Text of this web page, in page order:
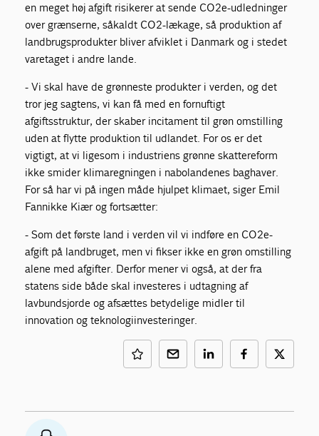
en meget høj afgift risikerer at sende CO2e-udledninger
over grænserne, såkaldt CO2-lækage, så produktion af
landbrugsprodukter bliver afviklet i Danmark og i stedet
varetaget i andre lande.
- Vi skal have de grønneste produkter i verden, og det
tror jeg sagtens, vi kan få med en fornuftigt
afgiftsstruktur, der skaber incitament til grøn omstilling
uden at flytte produktion til udlandet. For os er det
vigtigt, at vi ligesom i industriens grønne skattereform
ikke smider klimaregningen i nabolandenes baghaver.
For så har vi på ingen måde hjulpet klimaet, siger Emil
Fannikke Kiær og fortsætter:
- Som det første land i verden vil vi indføre en CO2e-
afgift på landbruget, men vi fikser ikke en grøn omstilling
alene med afgifter. Derfor mener vi også, at der fra
statens side både skal investeres i udtagning af
lavbundsjorde og afsættes betydelige midler til
innovation og teknologiinvesteringer.